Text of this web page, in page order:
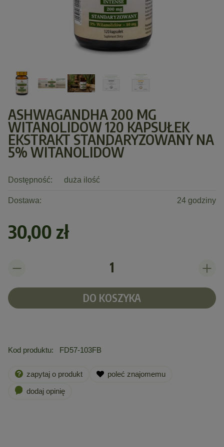
ASHWAGANDHA 200 MG
WITANOLIDÓW 120 KAPSUŁEK
EKSTRAKT STANDARYZOWANY NA
5% WITANOLIDÓW
Dostępność: duża ilość
Dostawa: 24 godziny
30,00 zł
DO KOSZYKA
Kod produktu: FD57-103FB
zapytaj o produkt
poleć znajomemu
dodaj opinię